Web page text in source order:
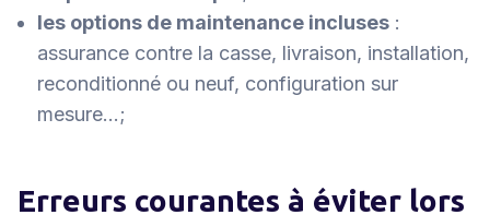
les options de maintenance incluses :
assurance contre la casse, livraison, installation,
reconditionné ou neuf, configuration sur
mesure…;
Erreurs courantes à éviter lors